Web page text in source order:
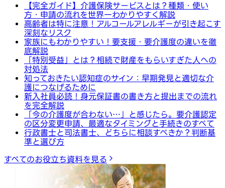
【完全ガイド】介護保険サービスとは？種類・使い
方・申請の流れを世界一わかりやすく解説
高齢者は特に注意！アルコールアレルギーが引き起こす
深刻なリスク
家族にもわかりやすい！要支援・要介護度の違いを徹
底解説
「特別受益」とは？相続で財産をもらいすぎた人への
対処法
知っておきたい認知症のサイン：早期発見と適切な介
護につなげるために
新入社員必読！身元保証書の書き方と提出までの流れ
を完全解説
「今の介護度が合わない…」と感じたら。要介護認定
の区分変更申請、最適なタイミングと手続きのすべて
行政書士と司法書士、どちらに相談すべきか？判断基
準と選び方
すべてのお役立ち資料を見る